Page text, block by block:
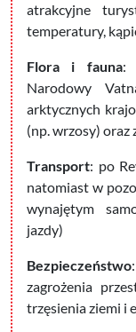
atrakcyjne
temperatury,
Flora i fauna:
Narodowy
arktycznych
(np. wrzosy) oraz
Transport: po
natomiast w
wynajętym
jazdy)
Bezpieczeństwo
zagrożenia
trzęsienia ziemi i